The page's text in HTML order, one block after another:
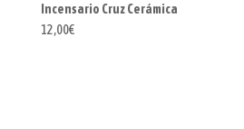
Incensario Cruz Cerámica
12,00€